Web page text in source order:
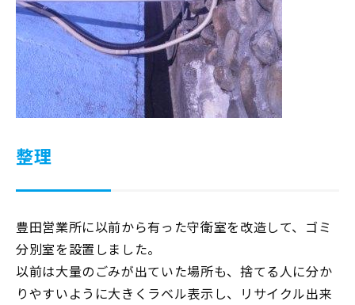
整理
豊田営業所に以前から有った守衛室を改造して、ゴミ
分別室を設置しました。
以前は大量のごみが出ていた場所も、捨てる人に分か
りやすいように大きくラベル表示し、リサイクル出来